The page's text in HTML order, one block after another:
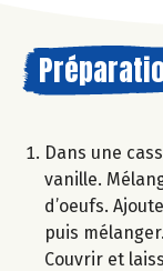
Dans une
vanille.
d’oeufs.
puis
Couvrir et